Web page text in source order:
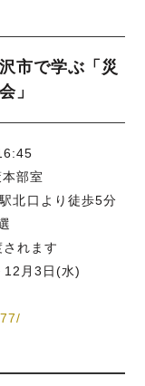
市で学ぶ「災
」
部室
北口より徒歩5分
れます
月3日(水)